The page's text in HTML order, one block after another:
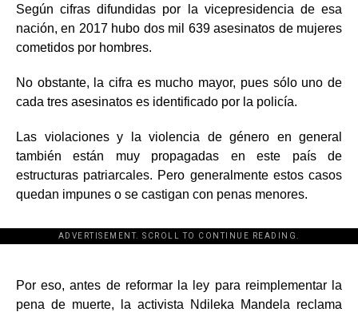
Según cifras difundidas por la vicepresidencia de esa
nación, en 2017 hubo dos mil 639 asesinatos de mujeres
cometidos por hombres.
No obstante, la cifra es mucho mayor, pues sólo uno de
cada tres asesinatos es identificado por la policía.
Las violaciones y la violencia de género en general
también están muy propagadas en este país de
estructuras patriarcales. Pero generalmente estos casos
quedan impunes o se castigan con penas menores.
ADVERTISEMENT. SCROLL TO CONTINUE READING.
[adsforwp id="243463"]
Por eso, antes de reformar la ley para reimplementar la
pena de muerte, la activista Ndileka Mandela reclama